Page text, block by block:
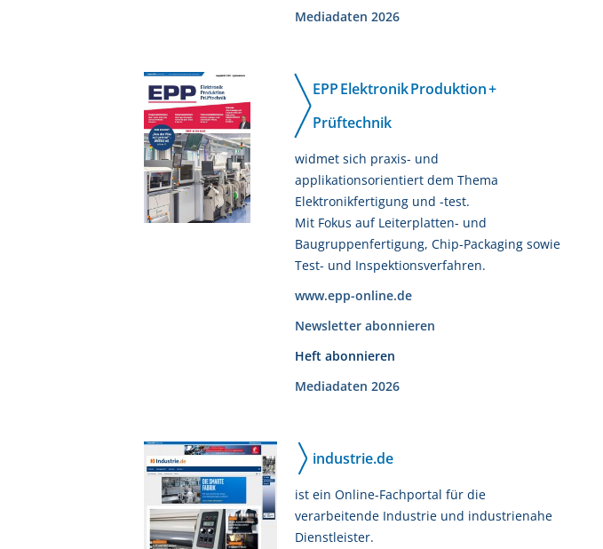
Mediadaten 2026
EPP Elektronik Produktion +
Prüftechnik
widmet sich praxis- und
applikationsorientiert dem Thema
Elektronikfertigung und -test.
Mit Fokus auf Leiterplatten- und
Baugruppenfertigung, Chip-Packaging sowie
Test- und Inspektionsverfahren.
www.epp-online.de
Newsletter abonnieren
Heft abonnieren
Mediadaten 2026
industrie.de
ist ein Online-Fachportal für die
verarbeitende Industrie und industrienahe
Dienstleister.